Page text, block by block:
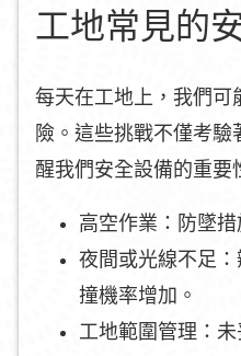
工地常見的
每天在工地上，我們可
險。這些挑戰不僅考
醒我們安全設備的重要
高空作業：防墜
夜間或光線不足
撞機率增加。
工地範圍管理：